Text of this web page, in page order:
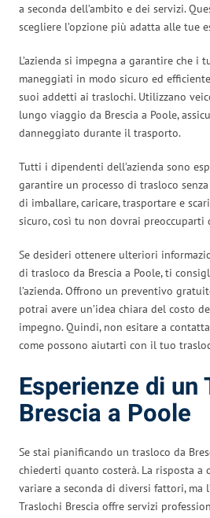
a seconda dell’ambito e dei servizi.
scegliere l’opzione più adatta alle tue
L’azienda si impegna a garantire che i
maneggiati in modo sicuro ed
suoi addetti ai traslochi. Utilizzano
lungo viaggio da Brescia a Poole,
danneggiato durante il trasporto.
Tutti i dipendenti dell’azienda sono
garantire un processo di trasloco
di imballare, caricare, trasportare e
sicuro, così tu non dovrai preoccuparti
Se desideri ottenere ulteriori
di trasloco da Brescia a Poole, ti
l’azienda. Offrono un preventivo
potrai avere un’idea chiara del costo
impegno. Quindi, non esitare a
come possono aiutarti con il tuo
Esperienze di un
Brescia a Poole
Se stai pianificando un trasloco da
chiederti quanto costerà. La risposta a
variare a seconda di diversi fattori, ma
Traslochi Brescia offre servizi